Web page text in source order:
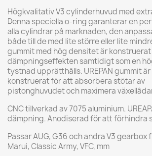
Högkvalitativ V3 cylinderhuvud med
Denna speciella o-ring garanterar en
alla cylindrar på marknaden, den
både till de med lite större eller lite
gummit med hög densitet är
dämpningseffekten samtidigt som en
tystnad upprätthålls. UREPAN gummit
konstruerat för att absorbera stötar av
pistonghuvudet och maximera
CNC tillverkad av 7075 aluminium.
dämpning. Anodiserad för att förhindra
Passar AUG, G36 och andra V3 gearbox
Marui, Classic Army, VFC, mm